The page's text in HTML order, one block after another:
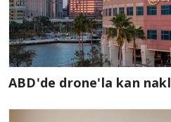
ABD'de drone'la kan